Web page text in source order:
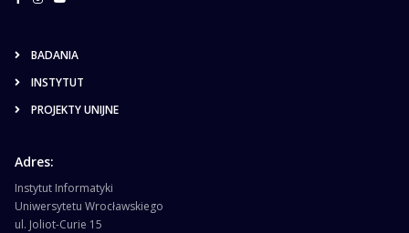
BADANIA
INSTYTUT
PROJEKTY UNIJNE
Adres:
Instytut Informatyki
Uniwersytetu Wrocławskiego
ul. Joliot-Curie 15